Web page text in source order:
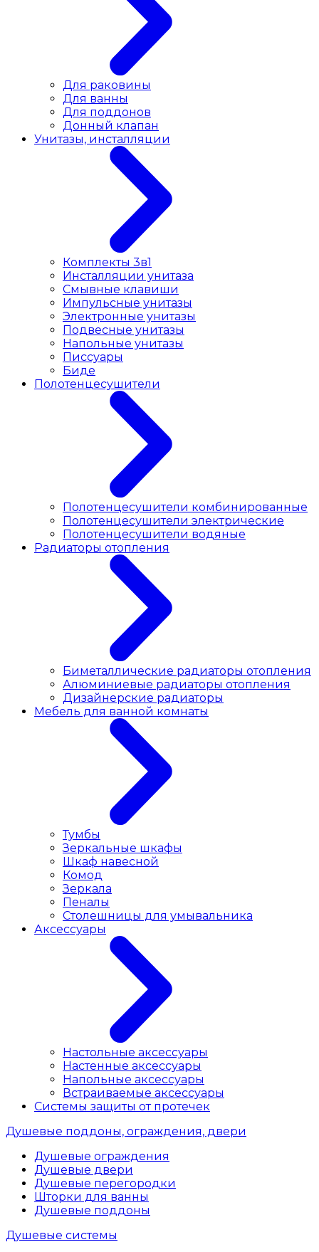
Для раковины
Для ванны
Для поддонов
Донный клапан
Унитазы, инсталляции
Комплекты 3в1
Инсталляции унитаза
Смывные клавиши
Импульсные унитазы
Электронные унитазы
Подвесные унитазы
Напольные унитазы
Писсуары
Биде
Полотенцесушители
Полотенцесушители комбинированные
Полотенцесушители электрические
Полотенцесушители водяные
Радиаторы отопления
Биметаллические радиаторы отопления
Алюминиевые радиаторы отопления
Дизайнерские радиаторы
Мебель для ванной комнаты
Тумбы
Зеркальные шкафы
Шкаф навесной
Комод
Зеркала
Пеналы
Столешницы для умывальника
Аксессуары
Настольные аксессуары
Настенные аксессуары
Напольные аксессуары
Встраиваемые аксессуары
Системы защиты от протечек
Душевые поддоны, ограждения, двери
Душевые ограждения
Душевые двери
Душевые перегородки
Шторки для ванны
Душевые поддоны
Душевые системы